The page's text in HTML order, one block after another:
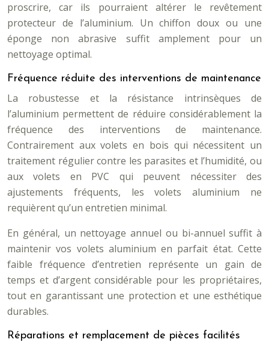
proscrire, car ils pourraient altérer le revêtement
protecteur de l’aluminium. Un chiffon doux ou une
éponge non abrasive suffit amplement pour un
nettoyage optimal.
Fréquence réduite des interventions de maintenance
La robustesse et la résistance intrinsèques de
l’aluminium permettent de réduire considérablement la
fréquence des interventions de maintenance.
Contrairement aux volets en bois qui nécessitent un
traitement régulier contre les parasites et l’humidité, ou
aux volets en PVC qui peuvent nécessiter des
ajustements fréquents, les volets aluminium ne
requièrent qu’un entretien minimal.
En général, un nettoyage annuel ou bi-annuel suffit à
maintenir vos volets aluminium en parfait état. Cette
faible fréquence d’entretien représente un gain de
temps et d’argent considérable pour les propriétaires,
tout en garantissant une protection et une esthétique
durables.
Réparations et remplacement de pièces facilités